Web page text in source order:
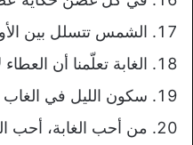
الشمس تتسلل بين
الغابة تعلّمنا أن العطاء
سكون الليل في
من أحب الغابة، أحب